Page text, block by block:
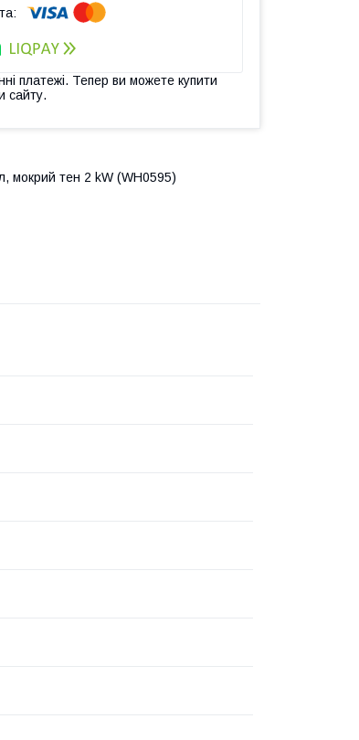
платежі. Тепер ви можете купити
сайту.
мокрий тен 2 kW (WH0595)